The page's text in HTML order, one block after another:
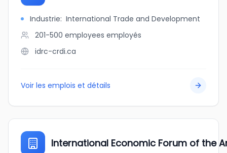
Industrie: International Trade and Development
201-500 employees employés
idrc-crdi.ca
Voir les emplois et détails
International Economic Forum of the